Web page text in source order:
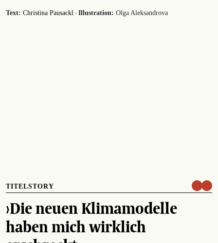
Text: Christina Pausackl · Illustration: Olga Aleksandrova
TITELSTORY
›Die neuen Klimamodelle
haben mich wirklich